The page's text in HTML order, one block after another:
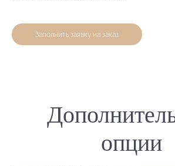
Заполнить заявку на заказ
опции